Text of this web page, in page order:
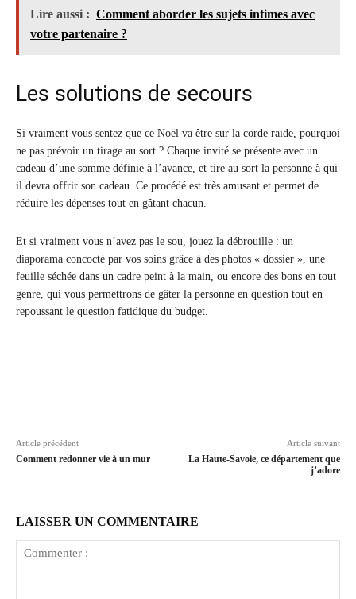
Lire aussi : Comment aborder les sujets intimes avec
votre partenaire ?
Les solutions de secours
Si vraiment vous sentez que ce Noël va être sur la corde raide, pourquoi
ne pas prévoir un tirage au sort ? Chaque invité se présente avec un
cadeau d’une somme définie à l’avance, et tire au sort la personne à qui
il devra offrir son cadeau. Ce procédé est très amusant et permet de
réduire les dépenses tout en gâtant chacun.
Et si vraiment vous n’avez pas le sou, jouez la débrouille : un
diaporama concocté par vos soins grâce à des photos « dossier », une
feuille séchée dans un cadre peint à la main, ou encore des bons en tout
genre, qui vous permettrons de gâter la personne en question tout en
repoussant le question fatidique du budget.
Article précédent
Comment redonner vie à un mur
Article suivant
La Haute-Savoie, ce département que
j’adore
LAISSER UN COMMENTAIRE